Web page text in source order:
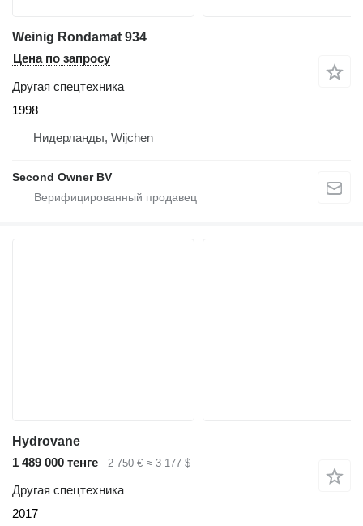
Weinig Rondamat 934
Цена по запросу
Другая спецтехника
1998
Нидерланды, Wijchen
Second Owner BV
Hydrovane
1 489 000 тенге
2 750 € ≈ 3 177 $
Другая спецтехника
2017